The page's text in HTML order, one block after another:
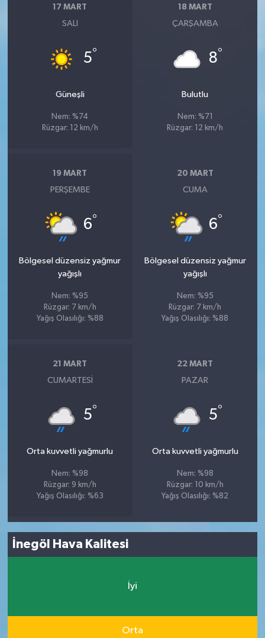
17 MART
SALI
5°
Güneşli
Nem: %74
Rüzgar: 12 km/h
18 MART
ÇARŞAMBA
8°
Bulutlu
Nem: %71
Rüzgar: 12 km/h
19 MART
PERŞEMBE
6°
Bölgesel düzensiz yağmur
yağışlı
Nem: %95
Rüzgar: 7 km/h
Yağış Olasılığı: %88
20 MART
CUMA
6°
Bölgesel düzensiz yağmur
yağışlı
Nem: %95
Rüzgar: 7 km/h
Yağış Olasılığı: %88
21 MART
CUMARTESI
5°
Orta kuvvetli yağmurlu
Nem: %98
Rüzgar: 9 km/h
Yağış Olasılığı: %63
22 MART
PAZAR
5°
Orta kuvvetli yağmurlu
Nem: %98
Rüzgar: 10 km/h
Yağış Olasılığı: %82
İnegöl Hava Kalitesi
İyi
Orta